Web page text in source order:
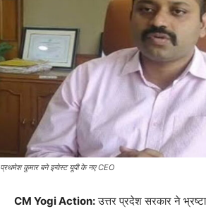
प्रथमेश कुमार बने इन्वेस्ट यूपी के नए CEO
CM Yogi Action:उत्तर प्रदेश सरकार ने